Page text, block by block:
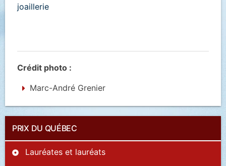
PRIX DU QUÉBEC
Lauréates et lauréats
joaillerie
Crédit photo :
Marc-André Grenier